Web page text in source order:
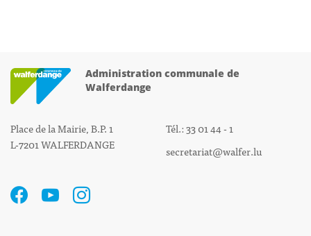
Administration communale de
Walferdange
Place de la Mairie, B.P. 1
L-7201 WALFERDANGE
Tél.: 33 01 44 - 1
secretariat@walfer.lu